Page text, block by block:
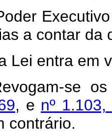
a contar da
Lei entra em
se
, e nº
contrário.